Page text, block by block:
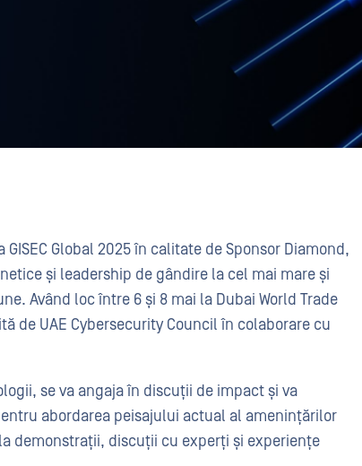
GISEC Global 2025 în calitate de Sponsor Diamond,
și leadership de gândire la cel mai mare și
Având loc între 6 și 8 mai la Dubai World Trade
de UAE Cybersecurity Council în colaborare cu
se va angaja în discuții de impact și va
abordarea peisajului actual al amenințărilor
demonstrații, discuții cu experți și experiențe